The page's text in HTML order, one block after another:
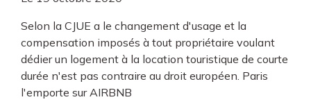
Selon la CJUE a le changement d'usage et la
compensation imposés à tout propriétaire voulant
dédier un logement à la location touristique de courte
durée n'est pas contraire au droit européen. Paris
l'emporte sur AIRBNB